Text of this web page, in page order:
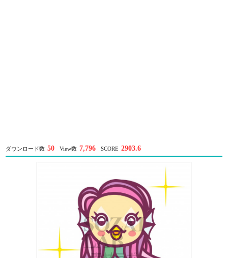
ダウンロード数 50 View数 7,796 SCORE 2903.6